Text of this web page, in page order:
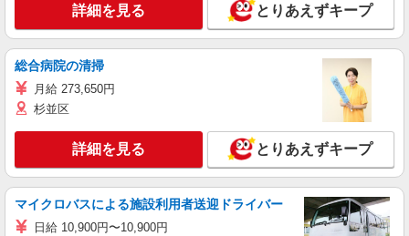
詳細を見る とりあえずキープ
総合病院の清掃
月給 273,650円
杉並区
詳細を見る とりあえずキープ
マイクロバスによる施設利用者送迎ドライバー
日給 10,900円〜10,900円